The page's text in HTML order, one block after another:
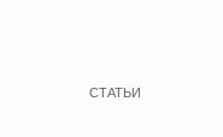
СТАТЬИ